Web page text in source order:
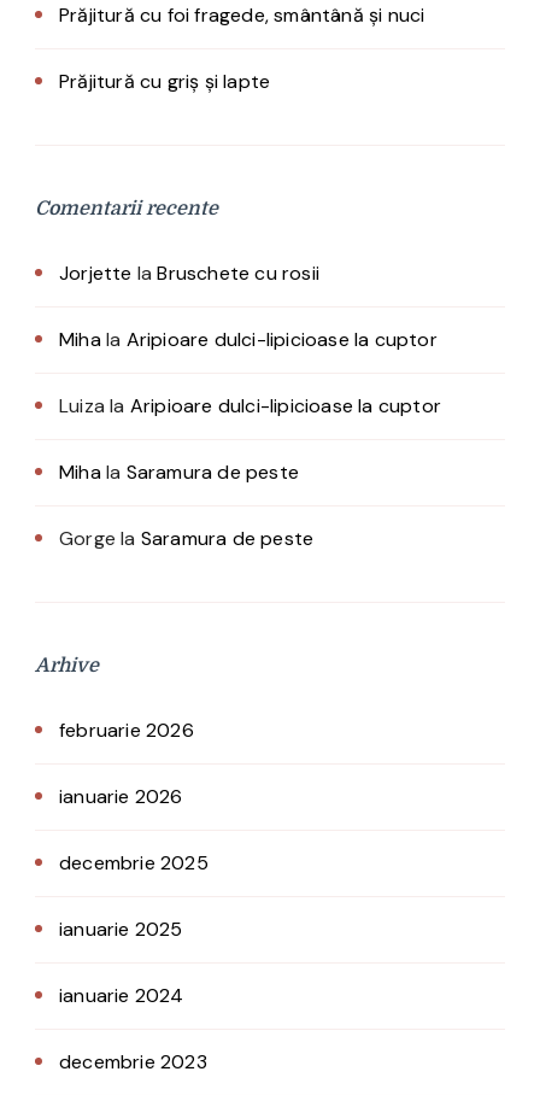
Prăjitură cu foi fragede, smântână și nuci
Prăjitură cu griș și lapte
Comentarii recente
Jorjette laBruschete cu rosii
Mihala Aripioare dulci-lipicioase la cuptor
Luiza la Aripioare dulci-lipicioase la cuptor
Mihala Saramura de peste
Gorge la Saramura de peste
Arhive
februarie 2026
ianuarie 2026
decembrie 2025
ianuarie 2025
ianuarie 2024
decembrie 2023